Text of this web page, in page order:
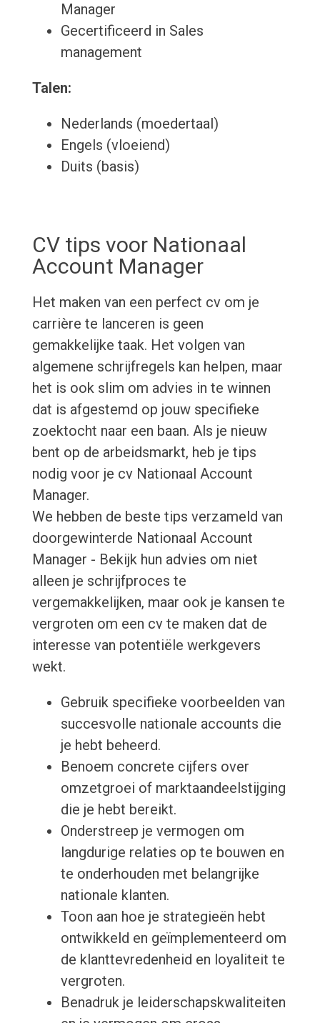
Manager
Gecertificeerd in Sales
management
Talen:
Nederlands (moedertaal)
Engels (vloeiend)
Duits (basis)
CV tips voor Nationaal
Account Manager
Het maken van een perfect cv om je
carrière te lanceren is geen
gemakkelijke taak. Het volgen van
algemene schrijfregels kan helpen, maar
het is ook slim om advies in te winnen
dat is afgestemd op jouw specifieke
zoektocht naar een baan. Als je nieuw
bent op de arbeidsmarkt, heb je tips
nodig voor je cv Nationaal Account
Manager.
We hebben de beste tips verzameld van
doorgewinterde Nationaal Account
Manager - Bekijk hun advies om niet
alleen je schrijfproces te
vergemakkelijken, maar ook je kansen te
vergroten om een cv te maken dat de
interesse van potentiële werkgevers
wekt.
Gebruik specifieke voorbeelden van
succesvolle nationale accounts die
je hebt beheerd.
Benoem concrete cijfers over
omzetgroei of marktaandeelstijging
die je hebt bereikt.
Onderstreep je vermogen om
langdurige relaties op te bouwen en
te onderhouden met belangrijke
nationale klanten.
Toon aan hoe je strategieën hebt
ontwikkeld en geïmplementeerd om
de klanttevredenheid en loyaliteit te
vergroten.
Benadruk je leiderschapskwaliteiten